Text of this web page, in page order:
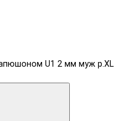
U1 2 мм муж р.XL